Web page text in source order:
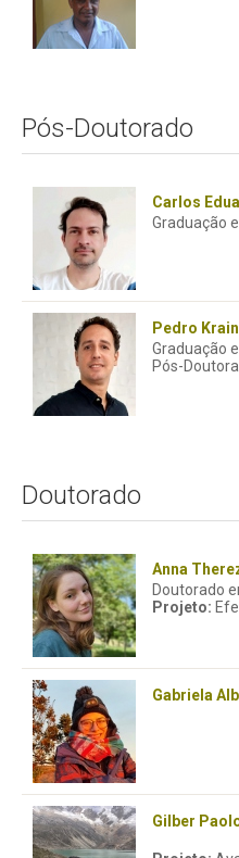
Pós-Doutorado
Carlos
Graduação
Pedro
Graduação
Pós-
Doutorado
Anna
Doutorado
Projeto:
Gabriela
Gilber